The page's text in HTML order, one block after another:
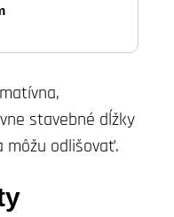
stavebné dĺžky
môžu odlišovať.